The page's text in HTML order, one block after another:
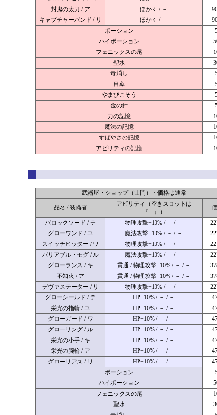
封鬼の太刀 / ア
ほかく / －
キャプチャーバンド / リ
ほかく / －
ポーション
ハイポーション
フェニックスの尾
聖水
毒消し
目薬
やまびこそう
金の針
力の記憶
魔法の記憶
すばやさの記憶
アビリティの記憶
武器屋・ショップ（山門）・価格は通常
品名 / 装備者
アビリティ（空きスロットは
『－』）
バロックソード / テ 物理攻撃+10% / － / －
グローワンド / ユ
魔法攻撃+10% / － / －
スイッチヒッター / ワ
物理攻撃+10% / － / －
バリアブル・モグ / ル
魔法攻撃+10% / － / －
グローランス / キ
貫通 / 物理攻撃+10% / － / －
不知火 / ア
貫通 / 物理攻撃+10% / － / －
デヴァステーター / リ
物理攻撃+10% / － / －
グローシールド / テ
HP+10% / － / －
栄光の指輪 / ユ
HP+10% / － / －
グローガード / ワ
HP+10% / － / －
グローリング / ル
HP+10% / － / －
栄光の小手 / キ
HP+10% / － / －
栄光の腕輪 / ア
HP+10% / － / －
グローリアス / リ
HP+10% / － / －
ポーション
ハイポーション
フェニックスの尾
聖水